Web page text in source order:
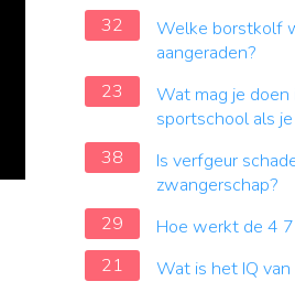
32
Welke borstkolf
aangeraden?
23
Wat mag je doen
sportschool als
38
Is verfgeur
zwangerschap?
29
Hoe werkt de 4
21
Wat is het IQ